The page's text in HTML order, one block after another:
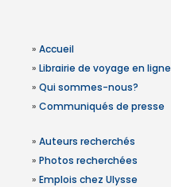
» Accueil
» Librairie de voyage en ligne
» Qui sommes-nous?
» Communiqués de presse
» Auteurs recherchés
» Photos recherchées
» Emplois chez Ulysse